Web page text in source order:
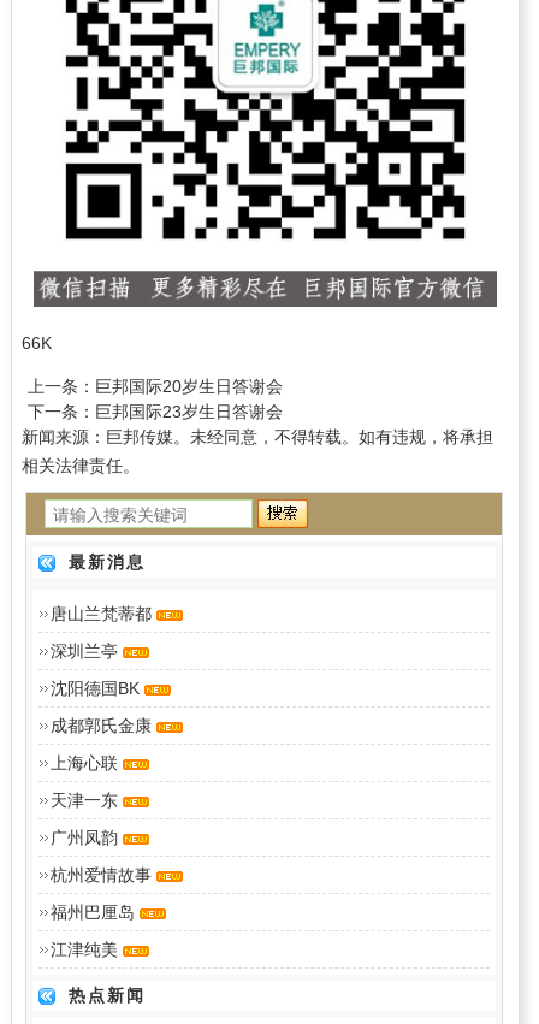
66K
上一条： 巨邦国际20岁生日答谢会
下一条： 巨邦国际23岁生日答谢会
新闻来源：巨邦传媒。未经同意，不得转载。如有违规，将承担
相关法律责任。
最新消息
唐山兰梵蒂都
深圳兰亭
沈阳德国BK
成都郭氏金康
上海心联
天津一东
广州凤韵
杭州爱情故事
福州巴厘岛
江津纯美
热点新闻